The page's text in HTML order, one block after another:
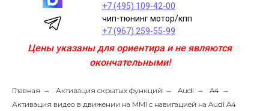
+7 (495) 109-42-00
чип-тюнинг мотор/кпп
+7 (967) 259-55-99
Цены указаны для ориентира и не являются
окончательными!
Главная → Активация скрытых функций → Audi → A4 →
Активация видео в движении на MMI с навигацией на Audi A4